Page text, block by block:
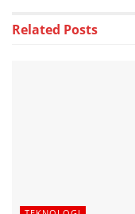
Related Posts